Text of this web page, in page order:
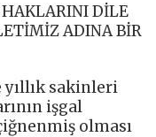
DİLE
ADINA BİR
yıllık sakinleri
işgal
olması